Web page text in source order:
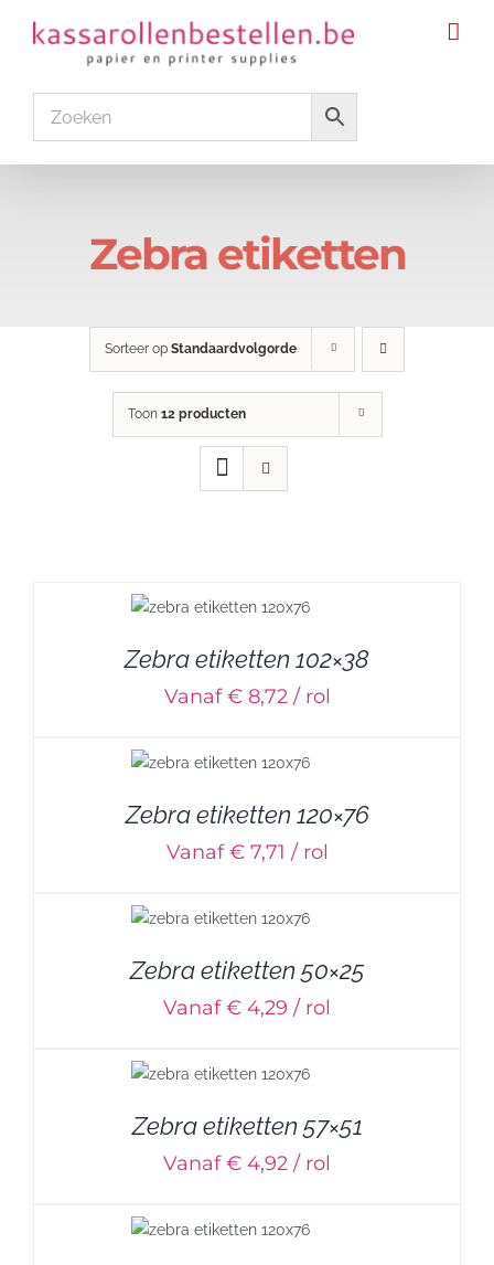
Zebra etiketten
Sorteer op Standaardvolgorde
Toon 12 producten
Zebra etiketten 102×38
Vanaf € 8,72 / rol
Zebra etiketten 120×76
Vanaf € 7,71 / rol
Zebra etiketten 50×25
Vanaf € 4,29 / rol
Zebra etiketten 57×51
Vanaf € 4,92 / rol